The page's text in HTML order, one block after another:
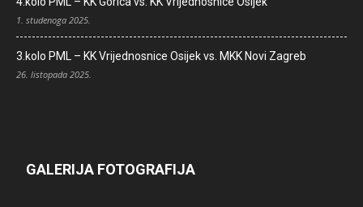
1. studenoga 2025.
3.kolo PML – KK Vrijednosnice Osijek vs. MKK Novi Zagreb
26. listopada 2025.
GALERIJA FOTOGRAFIJA